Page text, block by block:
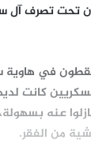
تحت تصرف آل
في هاوية
كانت
عنه
من الفقر.